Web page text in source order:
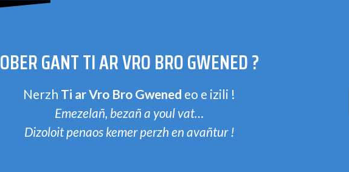
OBER GANT TI AR VRO BRO GWENED ?
Nerzh Ti ar Vro Bro Gwened eo e izili !
Emezelañ, bezañ a youl vat…
Dizoloit penaos kemer perzh en avañtur !